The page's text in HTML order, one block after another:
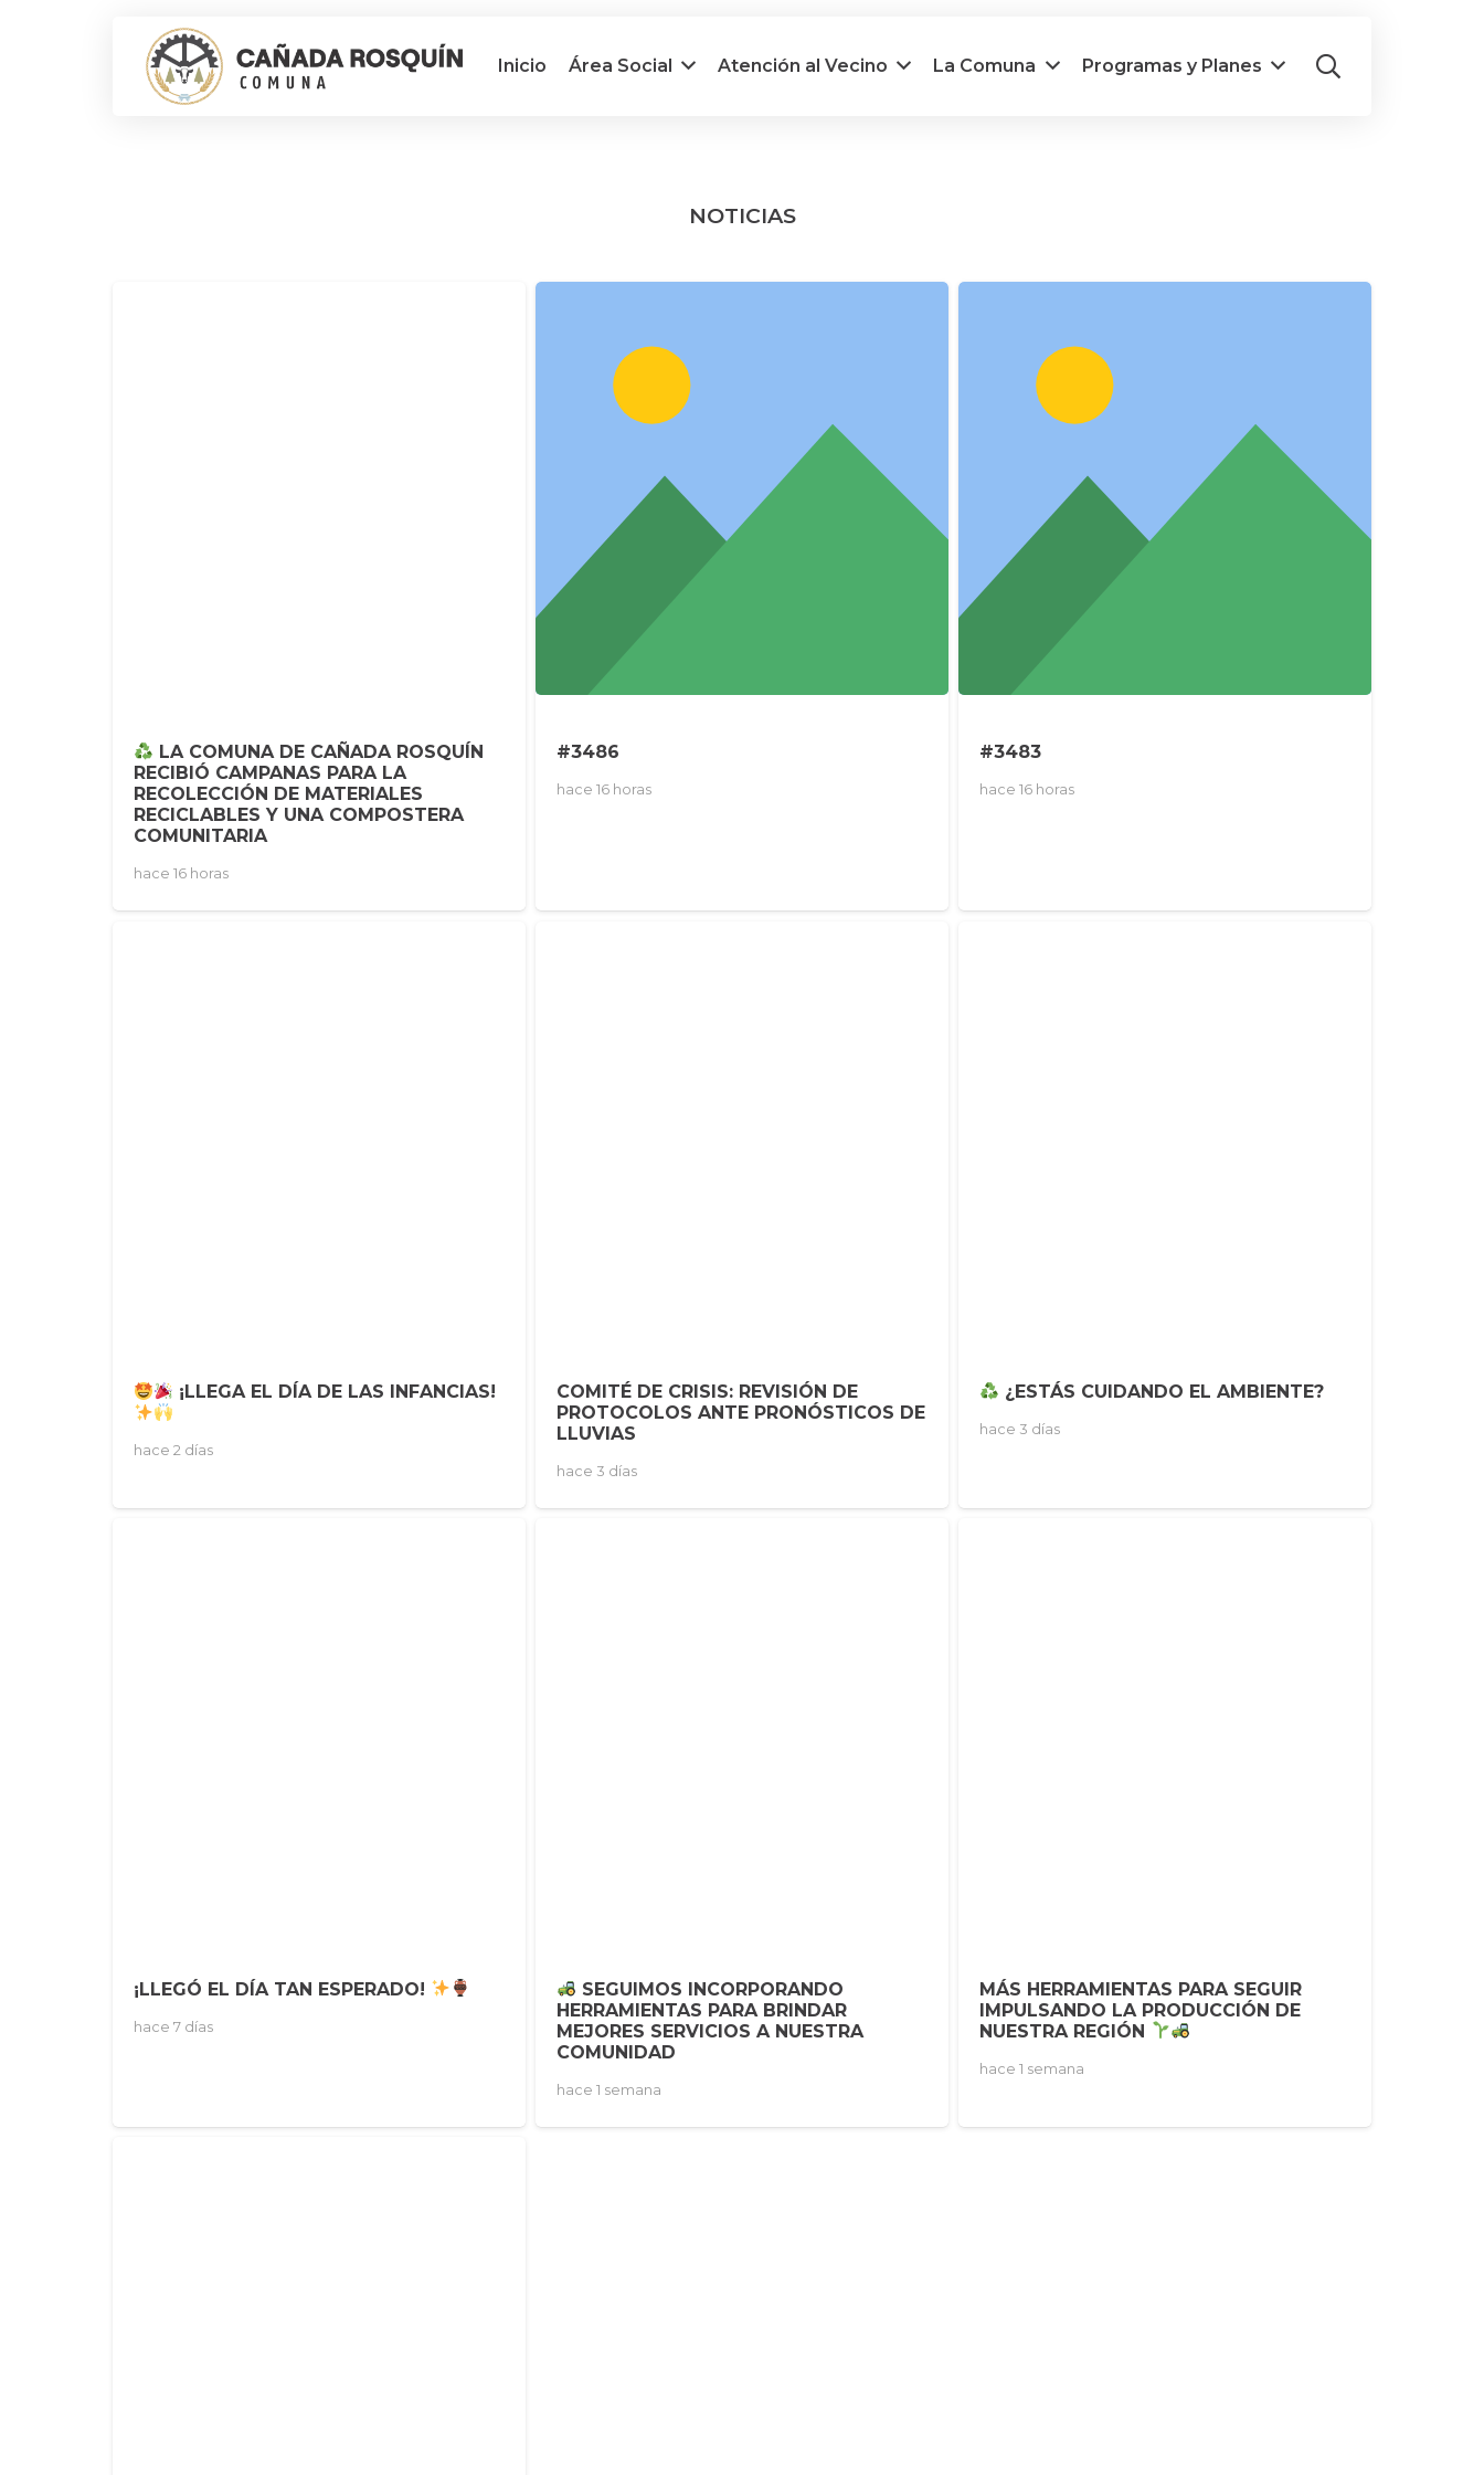
Inicio Área Social Atención al Vecino La Comuna Programas y Planes
NOTICIAS
LA COMUNA DE CAÑADA ROSQUÍN
RECIBIÓ CAMPANAS PARA LA
RECOLECCIÓN DE MATERIALES
RECICLABLES Y UNA COMPOSTERA
COMUNITARIA
hace 16 horas
#3486
hace 16 horas
#3483
hace 16 horas
¡LLEGA EL DÍA DE LAS INFANCIAS!
hace 2 días
COMITÉ DE CRISIS: REVISIÓN DE
PROTOCOLOS ANTE PRONÓSTICOS DE
LLUVIAS
hace 3 días
¿ESTÁS CUIDANDO EL AMBIENTE?
hace 3 días
¡LLEGÓ EL DÍA TAN ESPERADO!
hace 7 días
SEGUIMOS INCORPORANDO
HERRAMIENTAS PARA BRINDAR
MEJORES SERVICIOS A NUESTRA
COMUNIDAD
hace 1 semana
MÁS HERRAMIENTAS PARA SEGUIR
IMPULSANDO LA PRODUCCIÓN DE
NUESTRA REGIÓN
hace 1 semana